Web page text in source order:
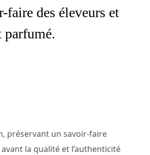
des éleveurs et
parfumé.
préservant un savoir-faire
la qualité et l’authenticité